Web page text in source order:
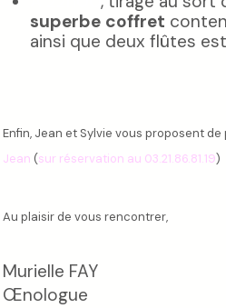
superbe coffret
ainsi que deux flûtes
Enfin, Jean et Sylvie vous proposent
Jean (sur réservation au 03.21.86.81.19)
Au plaisir de vous rencontrer,
Murielle FAY
Œnologue